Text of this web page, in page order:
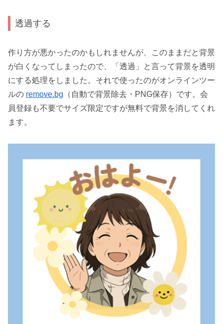
透過する
作り方が悪かったのかもしれませんが、このままだと背景
が白くなってしまったので、「透過」と言って背景を透明
にする処理をしました。それで使ったのがオンラインツー
ルの remove.bg （自動で背景除去・PNG保存）です。会
員登録も不要でサイズ限定ですが無料で背景を消してくれ
ます。